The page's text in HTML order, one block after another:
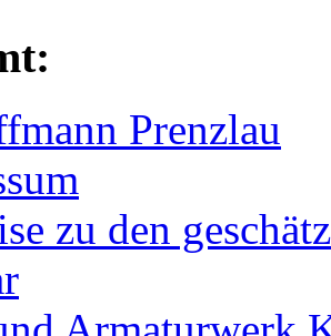
Prenzlau
zu den